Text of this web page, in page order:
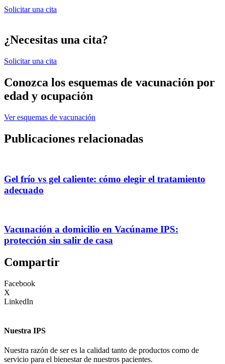
Solicitar una cita
¿Necesitas una cita?
Solicitar una cita
Conozca los esquemas de vacunación por
edad y ocupación
Ver esquemas de vacunación
Publicaciones relacionadas
Gel frío vs gel caliente: cómo elegir el tratamiento
adecuado
Vacunación a domicilio en Vacúname IPS:
protección sin salir de casa
Compartir
Facebook
X
LinkedIn
Nuestra IPS
Nuestra razón de ser es la calidad tanto de productos como de
servicio para el bienestar de nuestros pacientes.